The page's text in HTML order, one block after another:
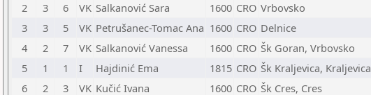
2
3 6 VK Salkanović Sara 1600 CRO Vrbovsko
3
3 5 VK Petrušanec-Tomac Ana 1600 CRO Delnice
4
2 7 VK Salkanović Vanessa 1600 CRO Šk Goran, Vrbovsko
5
1 1 I Hajdinić Ema 1815 CRO Šk Kraljevica, Kraljevica
6
2 3 VK Kučić Ivana 1600 CRO Šk Cres, Cres